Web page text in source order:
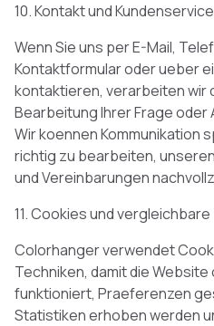
10. Kontakt und Kundenservice
Wenn Sie uns per E-Mail,
Kontaktformular oder ueber
kontaktieren, verarbeiten wir
Bearbeitung Ihrer Frage
Wir koennen Kommunikation
richtig zu bearbeiten,
und Vereinbarungen
11. Cookies und
Colorhanger verwendet
Techniken, damit die
funktioniert, Praeferenzen
Statistiken erhoben werden